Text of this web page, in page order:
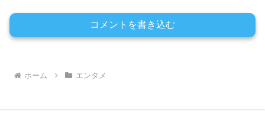
コメントを書き込む
ホーム エンタメ